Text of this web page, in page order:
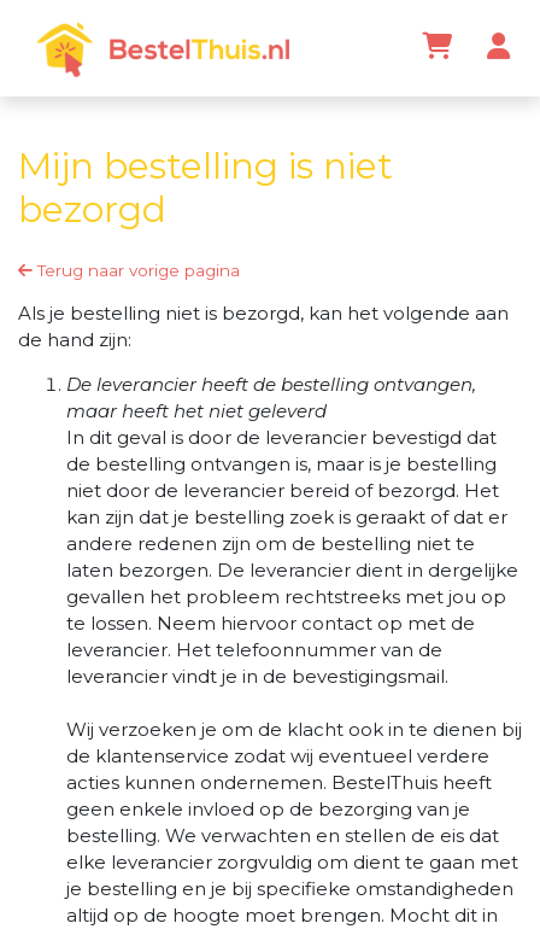
Mijn bestelling is niet
bezorgd
Terug naar vorige pagina
Als je bestelling niet is bezorgd, kan het volgende aan
de hand zijn:
De leverancier heeft de bestelling ontvangen,
maar heeft het niet geleverd
In dit geval is door de leverancier bevestigd dat
de bestelling ontvangen is, maar is je bestelling
niet door de leverancier bereid of bezorgd. Het
kan zijn dat je bestelling zoek is geraakt of dat er
andere redenen zijn om de bestelling niet te
laten bezorgen. De leverancier dient in dergelijke
gevallen het probleem rechtstreeks met jou op
te lossen. Neem hiervoor contact op met de
leverancier. Het telefoonnummer van de
leverancier vindt je in de bevestigingsmail.
Wij verzoeken je om de klacht ook in te dienen bij
de klantenservice zodat wij eventueel verdere
acties kunnen ondernemen. BestelThuis heeft
geen enkele invloed op de bezorging van je
bestelling. We verwachten en stellen de eis dat
elke leverancier zorgvuldig om dient te gaan met
je bestelling en je bij specifieke omstandigheden
altijd op de hoogte moet brengen. Mocht dit in